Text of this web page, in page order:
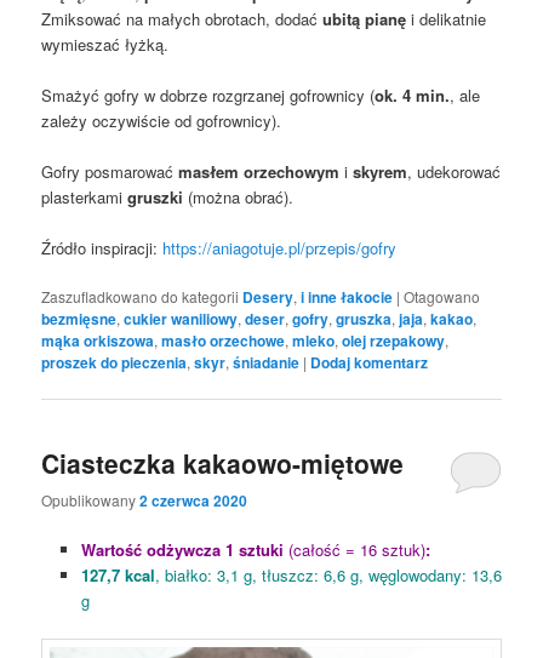
Zmiksować na małych obrotach, dodaćubitą pianę i delikatnie
wymieszać łyżką.
Smażyć gofry w dobrze rozgrzanej gofrownicy (ok. 4 min., ale
zależy oczywiście od gofrownicy).
Gofry posmarowaćmasłem orzechowym iskyrem, udekorować
plasterkamigruszki (można obrać).
Źródło inspiracji: https://aniagotuje.pl/przepis/gofry
Zaszufladkowano do kategorii Desery,i inne łakocie |Otagowano
bezmięsne,cukier waniliowy,deser,gofry,gruszka,jaja,kakao,
mąka orkiszowa,masło orzechowe,mleko,olej rzepakowy,
proszek do pieczenia,skyr,śniadanie | Dodaj komentarz
Ciasteczka kakaowo-miętowe
Opublikowany2 czerwca 2020
Wartość odżywcza 1 sztuki (całość = 16 sztuk):
127,7 kcal, białko: 3,1 g, tłuszcz: 6,6 g, węglowodany: 13,6
g